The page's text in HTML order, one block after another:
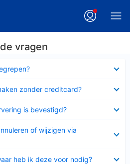
vragen
zonder creditcard?
is bevestigd?
of wijzigen via
heb ik deze voor nodig?